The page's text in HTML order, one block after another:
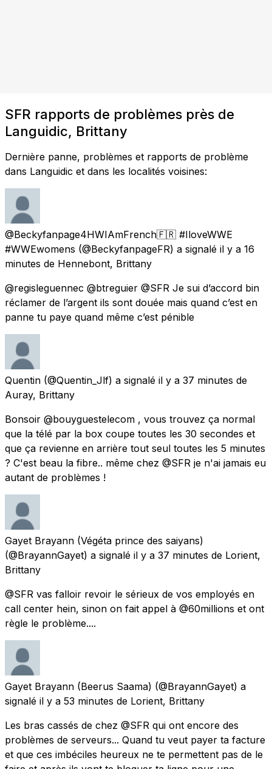
SFR rapports de problèmes près de
Languidic, Brittany
Dernière panne, problèmes et rapports de problème
dans Languidic et dans les localités voisines:
@Beckyfanpage4HWIAmFrench🇫🇷 #IloveWWE
#WWEwomens (@BeckyfanpageFR) a signalé il y a 16
minutes de Hennebont, Brittany
@regisleguennec @btreguier @SFR Je sui d’accord bin
réclamer de l’argent ils sont douée mais quand c’est en
panne tu paye quand même c’est pénible
Quentin (@Quentin_Jlf) a signalé il y a 37 minutes de
Auray, Brittany
Bonsoir @bouyguestelecom , vous trouvez ça normal
que la télé par la box coupe toutes les 30 secondes et
que ça revienne en arrière tout seul toutes les 5 minutes
? C'est beau la fibre.. même chez @SFR je n'ai jamais eu
autant de problèmes !
Gayet Brayann (Végéta prince des saiyans)
(@BrayannGayet) a signalé il y a 37 minutes de Lorient,
Brittany
@SFR vas falloir revoir le sérieux de vos employés en
call center hein, sinon on fait appel à @60millions et ont
règle le problème....
Gayet Brayann (Beerus Saama) (@BrayannGayet) a
signalé il y a 53 minutes de Lorient, Brittany
Les bras cassés de chez @SFR qui ont encore des
problèmes de serveurs... Quand tu veut payer ta facture
et que ces imbéciles heureux ne te permettent pas de le